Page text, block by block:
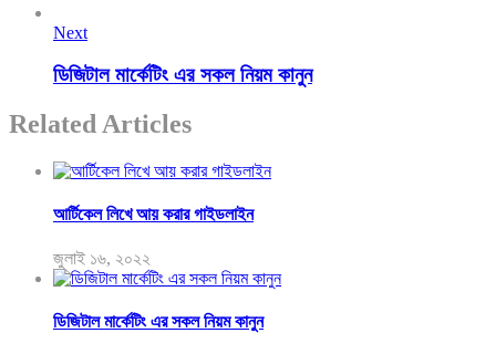
Next
ডিজিটাল মার্কেটিং এর সকল নিয়ম কানুন
Related Articles
আর্টিকেল লিখে আয় করার গাইডলাইন
জুলাই ১৬, ২০২২
ডিজিটাল মার্কেটিং এর সকল নিয়ম কানুন